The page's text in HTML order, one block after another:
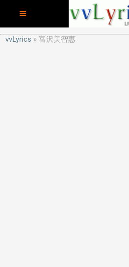
vvLyrics
富沢美智惠